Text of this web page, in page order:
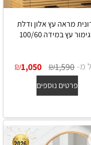
מראה עץ אלון ודלת
עץ במידה 100/60
מ- ₪1,590
₪1,050
פרטים נוספים